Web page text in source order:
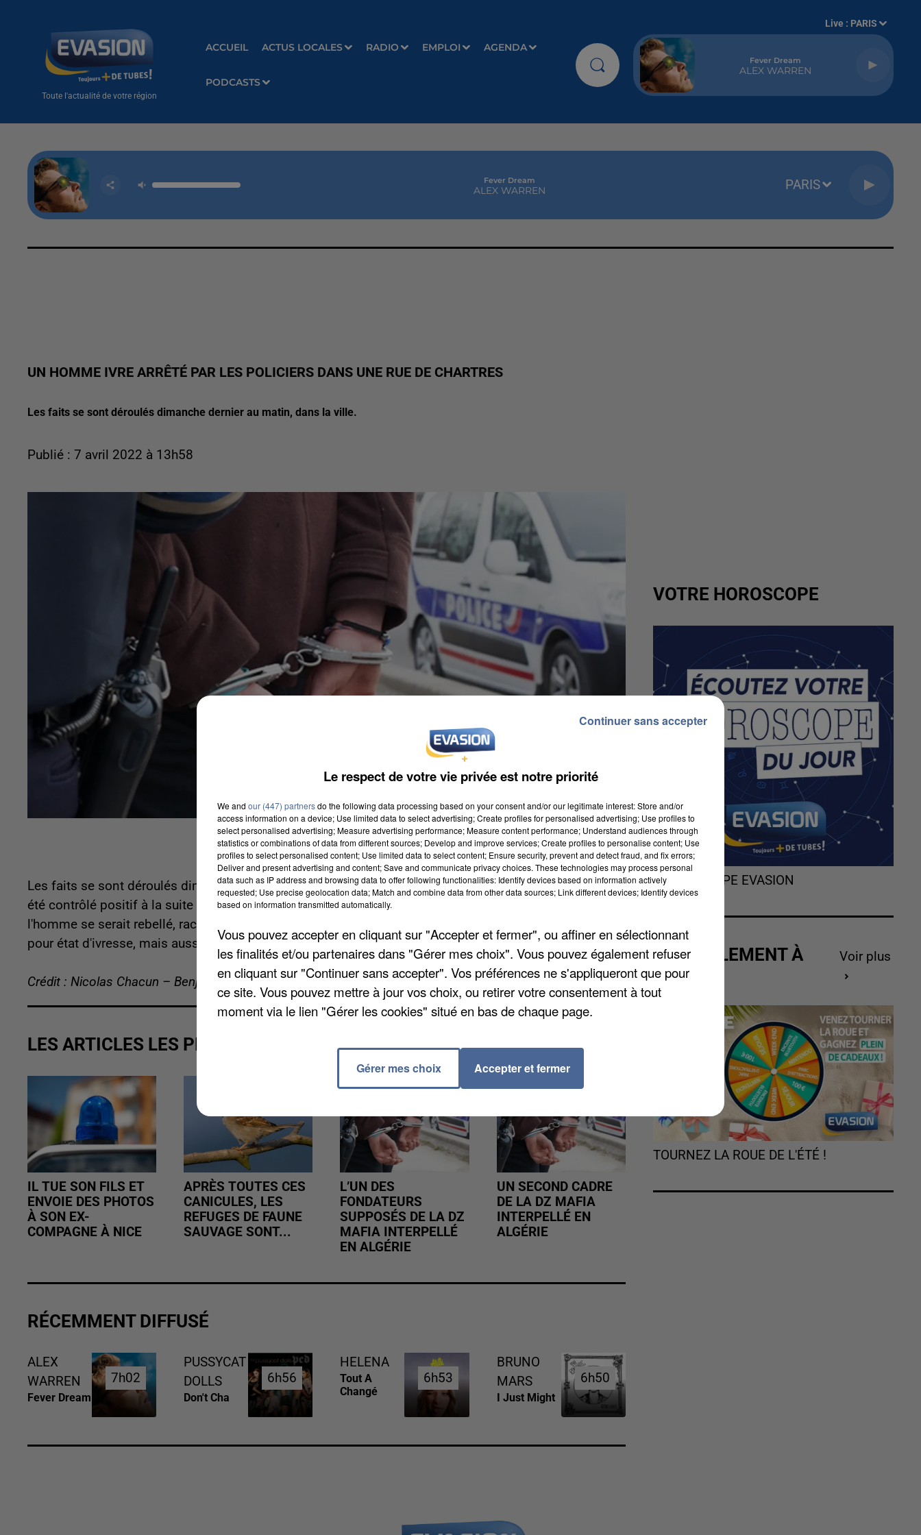
Toute l'actualité de votre région
ACCUEIL ACTUS LOCALES RADIO EMPLOI AGENDA
PODCASTS
Live : PARIS
Fever Dream
ALEX WARREN
Fever Dream
ALEX WARREN PARIS
UN HOMME IVRE ARRÊTÉ PAR LES POLICIERS DANS UNE RUE DE CHARTRES
Les faits se sont déroulés dimanche dernier au matin, dans la ville.
Publié : 7 avril 2022 à 13h58
Les faits se sont déroulés dimanche dernier au matin, dans la ville. Âgé de 22 ans, le jeune homme a
été contrôlé positif à la suite d'un dépistage d'alcoolémie. Une fois placé en cellule de dégrisement,
l'homme se serait rebellé, raconte
pour état d'ivresse, mais aussi outrage, rébellion et violences volontaires sur les policiers.
Crédit : Nicolas Chacun – Benjamin Swiniarski
LES ARTICLES LES PLUS VUS
IL TUE SON FILS ET
ENVOIE DES PHOTOS
À SON EX-
COMPAGNE À NICE
APRÈS TOUTES CES
CANICULES, LES
REFUGES DE FAUNE
SAUVAGE SONT...
L’UN DES
FONDATEURS
SUPPOSÉS DE LA DZ
MAFIA INTERPELLÉ
EN ALGÉRIE
UN SECOND CADRE
DE LA DZ MAFIA
INTERPELLÉ EN
ALGÉRIE
RÉCEMMENT DIFFUSÉ
ALEX
WARREN
Fever Dream
7h02
7h02
PUSSYCAT
DOLLS
Don't Cha
6h56
6h56
HELENA
Tout A
Changé
6h53
6h53
BRUNO
MARS
I Just Might
6h50
6h50
VOTRE HOROSCOPE
L'HOROSCOPE EVASION
ACTUELLEMENT À
GAGNER
Voir plus
TOURNEZ LA ROUE DE L'ÉTÉ !
Le respect de votre vie privée est notre priorité
We and our (447) partnersdo the following data processing based on your consent and/or our legitimate interest: Store and/or
access information on a device; Use limited data to select advertising; Create profiles for personalised advertising; Use profiles to
select personalised advertising; Measure advertising performance; Measure content performance; Understand audiences through
statistics or combinations of data from different sources; Develop and improve services; Create profiles to personalise content; Use
profiles to select personalised content; Use limited data to select content; Ensure security, prevent and detect fraud, and fix errors;
Deliver and present advertising and content; Save and communicate privacy choices. These technologies may process personal
data such as IP address and browsing data to offer following functionalities: Identify devices based on information actively
requested; Use precise geolocation data; Match and combine data from other data sources; Link different devices; Identify devices
based on information transmitted automatically.
Vous pouvez accepter en cliquant sur "Accepter et fermer", ou affiner en sélectionnant
les finalités et/ou partenaires dans "Gérer mes choix". Vous pouvez également refuser
en cliquant sur "Continuer sans accepter". Vos préférences ne s'appliqueront que pour
ce site. Vous pouvez mettre à jour vos choix, ou retirer votre consentement à tout
moment via le lien "Gérer les cookies" situé en bas de chaque page.
Gérer mes choix Accepter et fermer
Continuer sans accepter